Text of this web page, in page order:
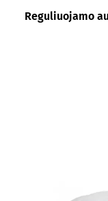
Reguliuojamo